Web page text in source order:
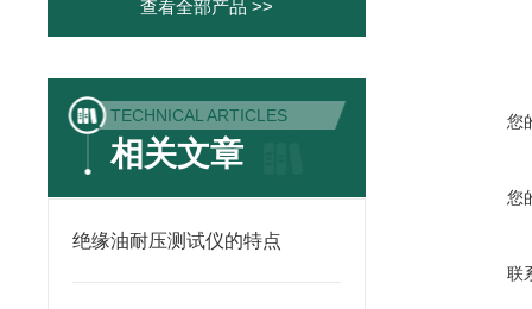
查看全部产品 >>
TECHNICAL ARTICLES
相关文章
绝缘油耐压测试仪的特点
您
您
联